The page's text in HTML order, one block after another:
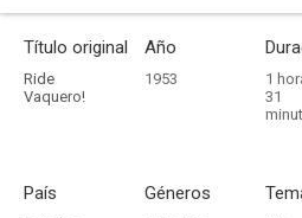
Título original
Ride
Vaquero!
Año
1953
1
31
País Géneros